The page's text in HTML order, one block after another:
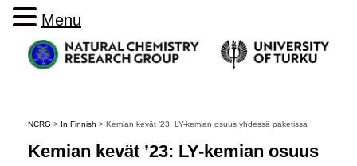
NCRG > In Finnish > Kemian kevät ’23: LY-kemian osuus yhdessä paketissa
Kemian kevät ’23: LY-kemian osuus
Menu